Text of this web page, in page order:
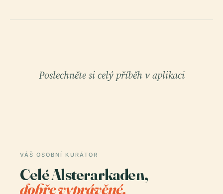
Poslechněte si celý příběh v aplikaci
VÁŠ OSOBNÍ KURÁTOR
Celé Alsterarkaden,
dobře vyprávěné.